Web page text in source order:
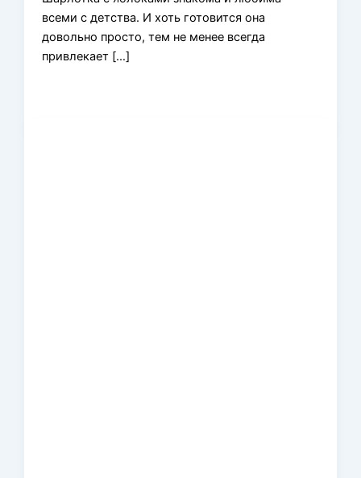
всеми с детства. И хоть готовится она
довольно просто, тем не менее всегда
привлекает […]